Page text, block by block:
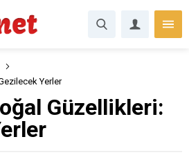
Yerler
Güzellikleri: